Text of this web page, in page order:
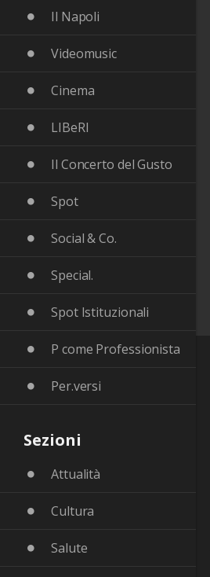
Il Napoli
Videomusic
Cinema
LIBeRI
Il Concerto del Gusto
Spot
Social & Co.
Special.
Spot Istituzionali
P come Professionista
Per.versi
Sezioni
Attualità
Cultura
Salute